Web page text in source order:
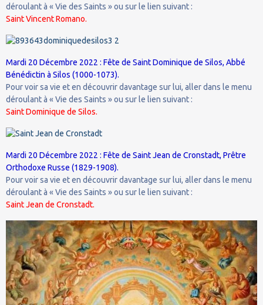
déroulant à « Vie des Saints » ou sur le lien suivant :
Saint Vincent Romano.
Mardi 20 Décembre 2022 : Fête de Saint Dominique de Silos, Abbé
Bénédictin à Silos (1000-1073).
Pour voir sa vie et en découvrir davantage sur lui, aller dans le menu
déroulant à « Vie des Saints » ou sur le lien suivant :
Saint Dominique de Silos.
Mardi 20 Décembre 2022 : Fête de Saint Jean de Cronstadt, Prêtre
Orthodoxe Russe (1829-1908).
Pour voir sa vie et en découvrir davantage sur lui, aller dans le menu
déroulant à « Vie des Saints » ou sur le lien suivant :
Saint Jean de Cronstadt.